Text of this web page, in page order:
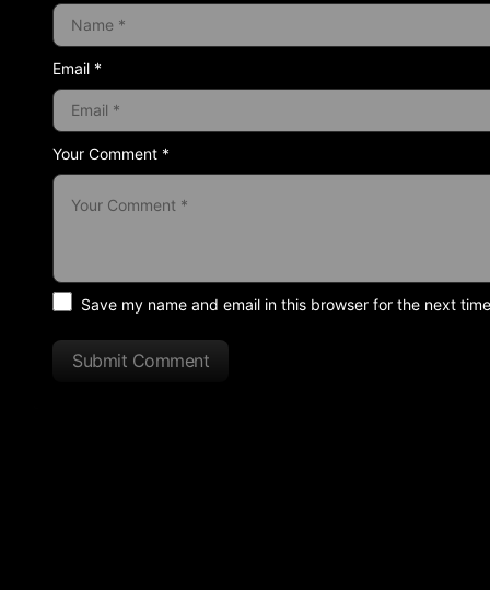
Your Comment *
Email *
Save my name and email in this browser for the next
Submit Comment